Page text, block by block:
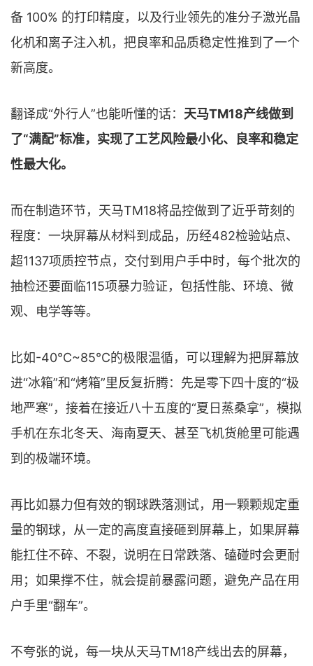
备 100% 的打印精度，以及行业领先的准分子激光晶
化机和离子注入机，把良率和品质稳定性推到了一个
新高度。
翻译成“外行人”也能听懂的话： 天马TM18产线做到
了“满配”标准，实现了工艺风险最小化、良率和稳定
性最大化。
而在制造环节，天马TM18将品控做到了近乎苛刻的
程度：一块屏幕从材料到成品，历经482检验站点、
超1137项质控节点，交付到用户手中时，每个批次的
抽检还要面临115项暴力验证，包括性能、环境、微
观、电学等等。
比如-40℃~85℃的极限温循，可以理解为把屏幕放
进“冰箱”和“烤箱”里反复折腾：先是零下四十度的“极
地严寒”，接着在接近八十五度的“夏日蒸桑拿”，模拟
手机在东北冬天、海南夏天、甚至飞机货舱里可能遇
到的极端环境。
再比如暴力但有效的钢球跌落测试，用一颗颗规定重
量的钢球，从一定的高度直接砸到屏幕上，如果屏幕
能扛住不碎、不裂，说明在日常跌落、磕碰时会更耐
用；如果撑不住，就会提前暴露问题，避免产品在用
户手里“翻车”。
不夸张的说，每一块从天马TM18产线出去的屏幕，